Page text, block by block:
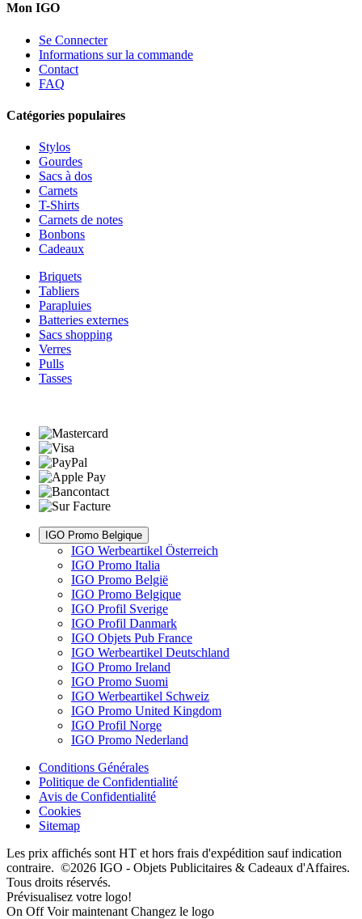
Mon IGO
Se Connecter
Informations sur la commande
Contact
FAQ
Catégories populaires
Stylos
Gourdes
Sacs à dos
Carnets
T-Shirts
Carnets de notes
Bonbons
Cadeaux
Briquets
Tabliers
Parapluies
Batteries externes
Sacs shopping
Verres
Pulls
Tasses
IGO Promo Belgique
IGO Werbeartikel Österreich
IGO Promo Italia
IGO Promo België
IGO Promo Belgique
IGO Profil Sverige
IGO Profil Danmark
IGO Objets Pub France
IGO Werbeartikel Deutschland
IGO Promo Ireland
IGO Promo Suomi
IGO Werbeartikel Schweiz
IGO Promo United Kingdom
IGO Profil Norge
IGO Promo Nederland
Conditions Générales
Politique de Confidentialité
Avis de Confidentialité
Cookies
Sitemap
Les prix affichés sont HT et hors frais d'expédition sauf indication
contraire. ©2026 IGO - Objets Publicitaires & Cadeaux d'Affaires.
Tous droits réservés.
Prévisualisez votre logo!
On Off Voir maintenant Changez le logo